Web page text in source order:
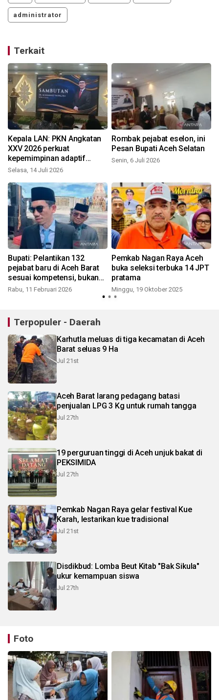
administrator
Terkait
Kepala LAN: PKN Angkatan
XXV 2026 perkuat
kepemimpinan adaptif
bencana
Selasa, 14 Juli 2026
Rombak pejabat eselon, ini
Pesan Bupati Aceh Selatan
Senin, 6 Juli 2026
Bupati: Pelantikan 132
pejabat baru di Aceh Barat
sesuai kompetensi, bukan
efek pilkada
Rabu, 11 Februari 2026
Pemkab Nagan Raya Aceh
buka seleksi terbuka 14 JPT
pratama
Minggu, 19 Oktober 2025
Terpopuler - Daerah
Karhutla meluas di tiga kecamatan di Aceh
Barat seluas 9 Ha
Jul 21st
Aceh Barat larang pedagang batasi
penjualan LPG 3 Kg untuk rumah tangga
Jul 27th
19 perguruan tinggi di Aceh unjuk bakat di
PEKSIMIDA
Jul 27th
Pemkab Nagan Raya gelar festival Kue
Karah, lestarikan kue tradisional
Jul 21st
Disdikbud: Lomba Beut Kitab "Bak Sikula"
ukur kemampuan siswa
Jul 27th
Foto